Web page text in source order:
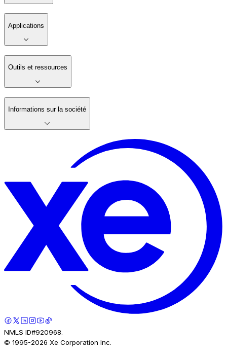
Applications
Outils et ressources
Informations sur la société
NMLS ID#920968.
© 1995-2026 Xe Corporation Inc.